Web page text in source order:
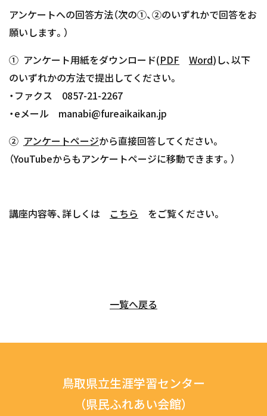
アンケートへの回答方法（次の①、②のいずれかで回答をお
願いします。）
① アンケート用紙をダウンロード(PDF Word)し、以下
のいずれかの方法で提出してください。
・ファクス 0857-21-2267
・eメール manabi@fureaikaikan.jp
② アンケートページから直接回答してください。
（YouTubeからもアンケートページに移動できます。）
講座内容等、詳しくは こちら をご覧ください。
一覧へ戻る
鳥取県立生涯学習センター
（県民ふれあい会館）